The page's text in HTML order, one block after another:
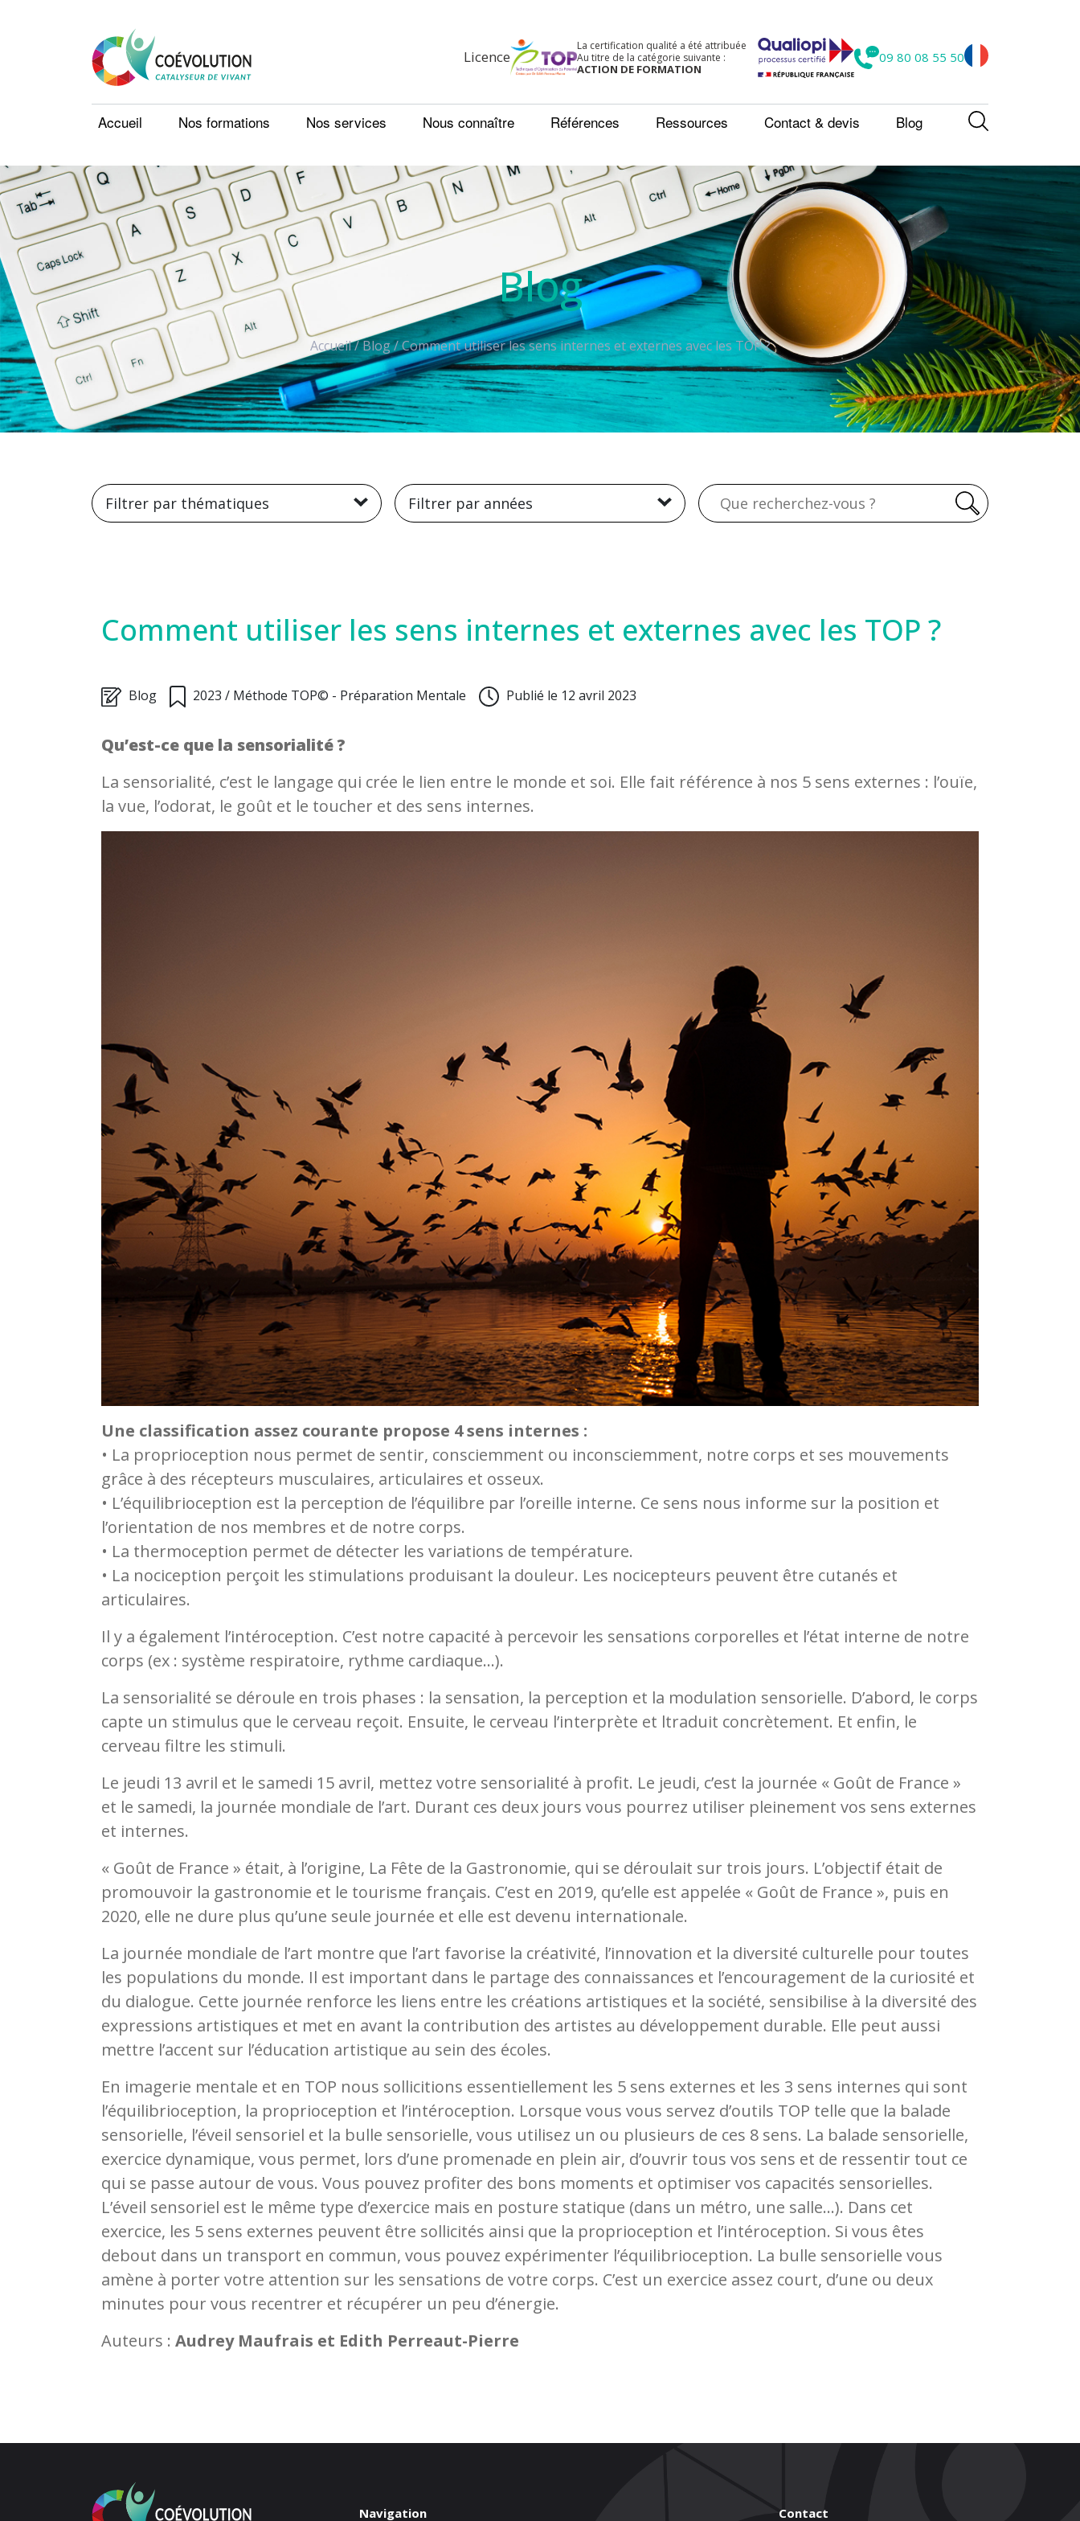
Licence
La certification qualité a été attribuée
Au titre de la catégorie suivante :
ACTION DE FORMATION
09 80 08 55 50
Accueil Nos formations Nos services Nous connaître Références Ressources Contact & devis Blog
Blog
Accueil/Blog/Comment utiliser les sens internes et externes avec les TOP ?
Filtrer par thématiques Filtrer par années
Comment utiliser les sens internes et externes avec les TOP ?
Blog 2023 / Méthode TOP© - Préparation Mentale Publié le 12 avril 2023
Qu’est-ce que la sensorialité ?
La sensorialité, c’est le langage qui crée le lien entre le monde et soi. Elle fait référence à nos 5 sens externes : l’ouïe,
la vue, l’odorat, le goût et le toucher et des sens internes.
Une classification assez courante propose 4 sens internes :
• La proprioception nous permet de sentir, consciemment ou inconsciemment, notre corps et ses mouvements
grâce à des récepteurs musculaires, articulaires et osseux.
• L’équilibrioception est la perception de l’équilibre par l’oreille interne. Ce sens nous informe sur la position et
l’orientation de nos membres et de notre corps.
• La thermoception permet de détecter les variations de température.
• La nociception perçoit les stimulations produisant la douleur. Les nocicepteurs peuvent être cutanés et
articulaires.
Il y a également l’intéroception. C’est notre capacité à percevoir les sensations corporelles et l’état interne de notre
corps (ex : système respiratoire, rythme cardiaque…).
La sensorialité se déroule en trois phases : la sensation, la perception et la modulation sensorielle. D’abord, le corps
capte un stimulus que le cerveau reçoit. Ensuite, le cerveau l’interprète et ltraduit concrètement. Et enfin, le
cerveau filtre les stimuli.
Le jeudi 13 avril et le samedi 15 avril, mettez votre sensorialité à profit. Le jeudi, c’est la journée « Goût de France »
et le samedi, la journée mondiale de l’art. Durant ces deux jours vous pourrez utiliser pleinement vos sens externes
et internes.
« Goût de France » était, à l’origine, La Fête de la Gastronomie, qui se déroulait sur trois jours. L’objectif était de
promouvoir la gastronomie et le tourisme français. C’est en 2019, qu’elle est appelée « Goût de France », puis en
2020, elle ne dure plus qu’une seule journée et elle est devenu internationale.
La journée mondiale de l’art montre que l’art favorise la créativité, l’innovation et la diversité culturelle pour toutes
les populations du monde. Il est important dans le partage des connaissances et l’encouragement de la curiosité et
du dialogue. Cette journée renforce les liens entre les créations artistiques et la société, sensibilise à la diversité des
expressions artistiques et met en avant la contribution des artistes au développement durable. Elle peut aussi
mettre l’accent sur l’éducation artistique au sein des écoles.
En imagerie mentale et en TOP nous sollicitions essentiellement les 5 sens externes et les 3 sens internes qui sont
l’équilibrioception, la proprioception et l’intéroception. Lorsque vous vous servez d’outils TOP telle que la balade
sensorielle, l’éveil sensoriel et la bulle sensorielle, vous utilisez un ou plusieurs de ces 8 sens. La balade sensorielle,
exercice dynamique, vous permet, lors d’une promenade en plein air, d’ouvrir tous vos sens et de ressentir tout ce
qui se passe autour de vous. Vous pouvez profiter des bons moments et optimiser vos capacités sensorielles.
L’éveil sensoriel est le même type d’exercice mais en posture statique (dans un métro, une salle…). Dans cet
exercice, les 5 sens externes peuvent être sollicités ainsi que la proprioception et l’intéroception. Si vous êtes
debout dans un transport en commun, vous pouvez expérimenter l’équilibrioception. La bulle sensorielle vous
amène à porter votre attention sur les sensations de votre corps. C’est un exercice assez court, d’une ou deux
minutes pour vous recentrer et récupérer un peu d’énergie.
Auteurs : Audrey Maufrais et Edith Perreaut-Pierre
Navigation Contact